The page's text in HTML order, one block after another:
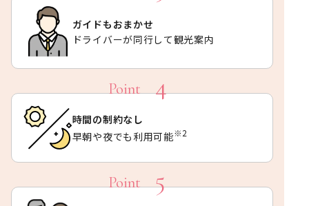
ガイドもおまかせ
ドライバーが同行して観光案内
時間の制約なし
早朝や夜でも利用可能※2